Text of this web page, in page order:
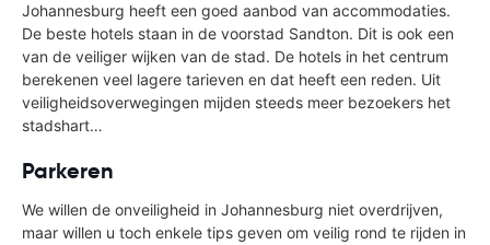
Johannesburg heeft een goed aanbod van accommodaties.
De beste hotels staan in de voorstad Sandton. Dit is ook een
van de veiliger wijken van de stad. De hotels in het centrum
berekenen veel lagere tarieven en dat heeft een reden. Uit
veiligheidsoverwegingen mijden steeds meer bezoekers het
stadshart…
Parkeren
We willen de onveiligheid in Johannesburg niet overdrijven,
maar willen u toch enkele tips geven om veilig rond te rijden in